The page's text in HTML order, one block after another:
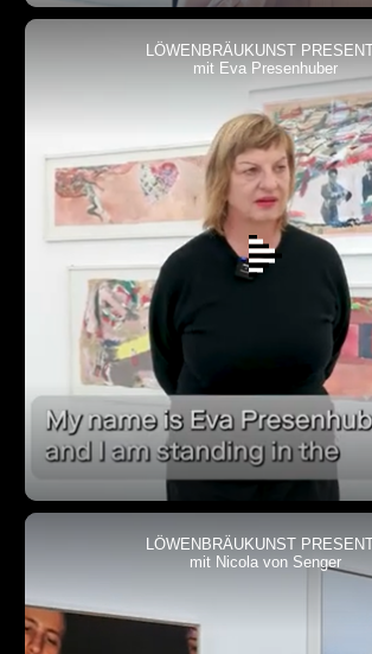
LÖWENBRÄUKUNST
mit Eva Presenhuber
LÖWENBRÄUKUNST
mit Nicola von Senger